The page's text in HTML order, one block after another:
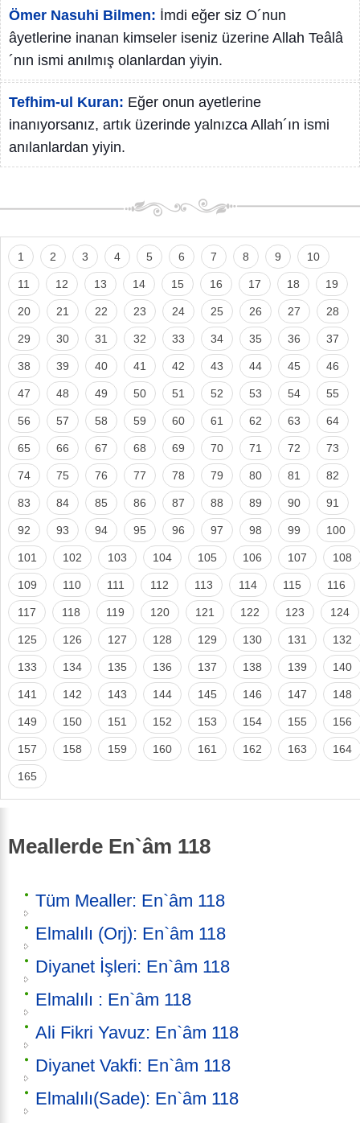
Ömer Nasuhi Bilmen: İmdi eğer siz O´nun
âyetlerine inanan kimseler iseniz üzerine Allah Teâlâ
´nın ismi anılmış olanlardan yiyin.
Tefhim-ul Kuran: Eğer onun ayetlerine
inanıyorsanız, artık üzerinde yalnızca Allah´ın ismi
anılanlardan yiyin.
1 2 3 4 5 6 7 8 9 10
11 12 13 14 15 16 17 18 19
20 21 22 23 24 25 26 27 28
29 30 31 32 33 34 35 36 37
38 39 40 41 42 43 44 45 46
47 48 49 50 51 52 53 54 55
56 57 58 59 60 61 62 63 64
65 66 67 68 69 70 71 72 73
74 75 76 77 78 79 80 81 82
83 84 85 86 87 88 89 90 91
92 93 94 95 96 97 98 99 100
101 102 103 104 105 106 107 108
109 110 111 112 113 114 115 116
117 118 119 120 121 122 123 124
125 126 127 128 129 130 131 132
133 134 135 136 137 138 139 140
141 142 143 144 145 146 147 148
149 150 151 152 153 154 155 156
157 158 159 160 161 162 163 164
165
Meallerde En`âm 118
Tüm Mealler: En`âm 118
Elmalılı (Orj): En`âm 118
Diyanet İşleri: En`âm 118
Elmalılı : En`âm 118
Ali Fikri Yavuz: En`âm 118
Diyanet Vakfi: En`âm 118
Elmalılı(Sade): En`âm 118